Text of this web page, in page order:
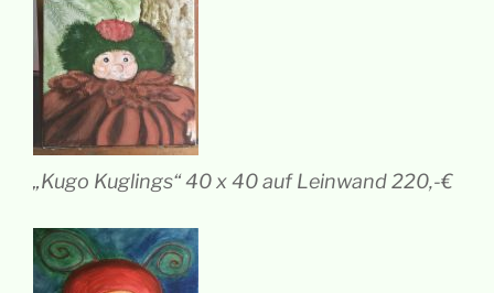
„Kugo Kuglings“ 40 x 40 auf Leinwand 220,-€